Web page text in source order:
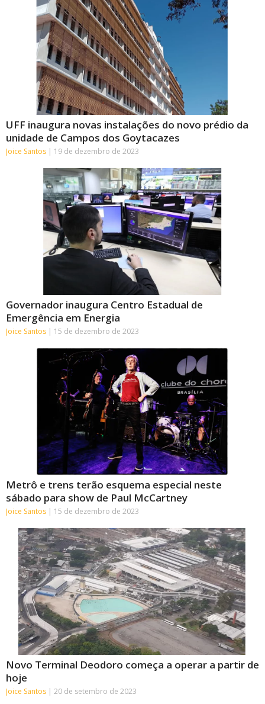
UFF inaugura novas instalações do novo prédio da
unidade de Campos dos Goytacazes
Joice Santos 19 de dezembro de 2023
Governador inaugura Centro Estadual de
Emergência em Energia
Joice Santos 15 de dezembro de 2023
Metrô e trens terão esquema especial neste
sábado para show de Paul McCartney
Joice Santos 15 de dezembro de 2023
Novo Terminal Deodoro começa a operar a partir de
hoje
Joice Santos 20 de setembro de 2023